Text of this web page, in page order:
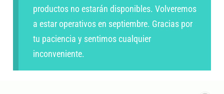
productos no estarán disponibles. Volveremos
a estar operativos en septiembre. Gracias por
tu paciencia y sentimos cualquier
inconveniente.